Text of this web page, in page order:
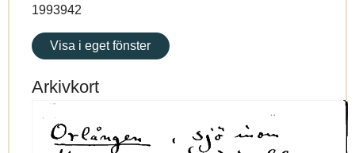
1993942
Visa i eget fönster
Arkivkort